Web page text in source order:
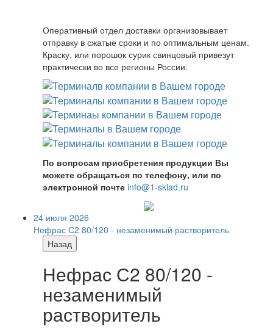
Оперативный отдел доставки организовывает
отправку в сжатые сроки и по оптимальным ценам.
Краску, или порошок сурик свинцовый привезут
практически во все регионы России.
По вопросам приобретения продукции Вы
можете обращаться по телефону, или по
электронной почте info@1-sklad.ru
24 июля 2026
Нефрас С2 80/120 - незаменимый растворитель
Назад
Нефрас С2 80/120 -
незаменимый
растворитель